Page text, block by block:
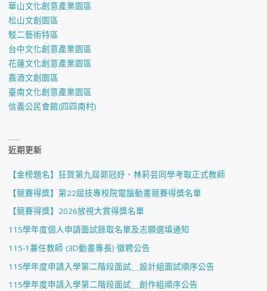
華山文化創意產業園區
松山文創園區
駁二藝術特區
台中文化創意產業園區
花蓮文化創意產業園區
嘉酒文創園區
臺南文化創意產業園區
信義公民會館(四四南村)
近期更新
【金榜題名】狂賀第九屆郭冠妤、林莉芸同學考取正式教師
【競賽得獎】第22屆技專校院電腦動畫競賽得獎名單
【競賽得獎】2026放視大賞得獎名單
115學年度個人申請面試錄取名單及志願選填通知
115-1兼任教師 (3D動畫專長) 徵聘公告
115學年度申請入學第二階段面試＿設計組面試順序公告
115學年度申請入學第二階段面試＿創作組順序公告